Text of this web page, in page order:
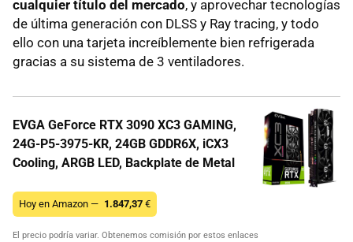
cualquier título del mercado, y aprovechar tecnologías
de última generación con DLSS y Ray tracing, y todo
ello con una tarjeta increíblemente bien refrigerada
gracias a su sistema de 3 ventiladores.
EVGA GeForce RTX 3090 XC3 GAMING,
24G-P5-3975-KR, 24GB GDDR6X, iCX3
Cooling, ARGB LED, Backplate de Metal
Hoy en Amazon — 1.847,37 €
El precio podría variar. Obtenemos comisión por estos enlaces